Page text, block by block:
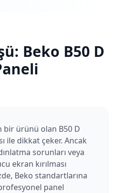
Beko B50 D
ürünü olan B50 D
ile dikkat çeker. Ancak
sorunları veya
ekran kırılması
Beko standartlarına
panel